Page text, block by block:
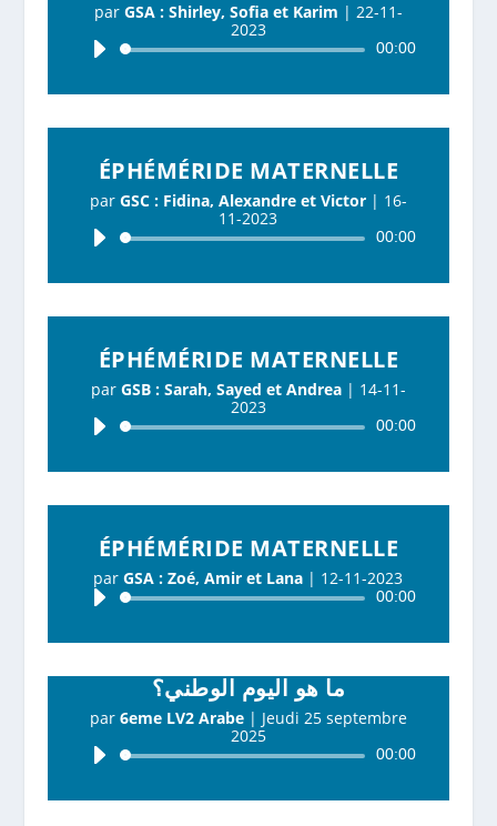
par GSA : Shirley, Sofia et Karim | 22-11-
2023
Lecteur
00:00
ÉPHÉMÉRIDE MATERNELLE
par GSC : Fidina, Alexandre et Victor | 16-
11-2023
Lecteur
00:00
ÉPHÉMÉRIDE MATERNELLE
par GSB : Sarah, Sayed et Andrea| 14-11-
2023
Lecteur
00:00
ÉPHÉMÉRIDE MATERNELLE
parGSA : Zoé, Amir et Lana | 12-11-2023
Lecteur
00:00
ما هو اليوم الوطني؟
par 6eme LV2 Arabe| Jeudi 25 septembre
2025
Lecteur
00:00